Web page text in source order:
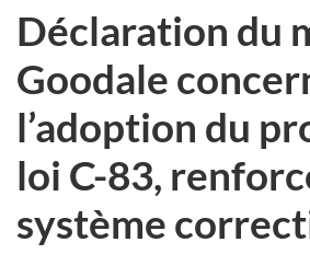
ici :
Déclaration du
Goodale
l’adoption du
loi C-83,
système